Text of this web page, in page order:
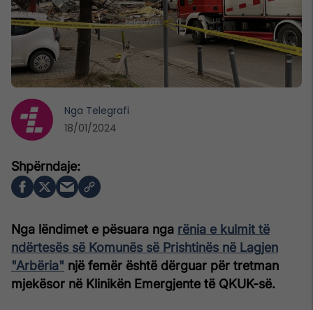
Nga lëndimet e pësuara nga rënia e kulmit të
ndërtesës së Komunës së Prishtinës në Lagjen
"Arbëria" një femër është dërguar për tretman
mjekësor në Klinikën Emergjente të QKUK-së.
Nga Telegrafi
18/01/2024